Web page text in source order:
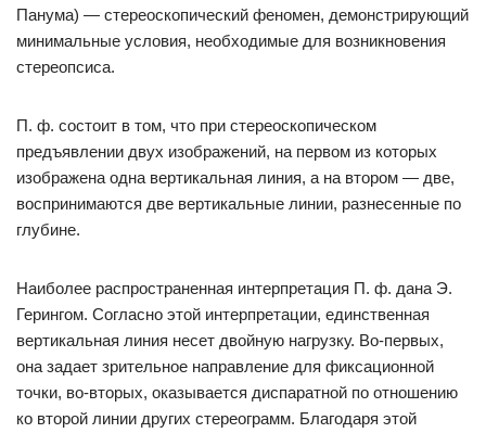
Панума) — стереоскопический феномен, демонстрирующий
минимальные условия, необходимые для возникновения
стереопсиса.
П. ф. состоит в том, что при стереоскопическом
предъявлении двух изображений, на первом из которых
изображена одна вертикальная линия, а на втором — две,
воспринимаются две вертикальные линии, разнесенные по
глубине.
Наиболее распространенная интерпретация П. ф. дана Э.
Герингом. Согласно этой интерпретации, единственная
вертикальная линия несет двойную нагрузку. Во-первых,
она задает зрительное направление для фиксационной
точки, во-вторых, оказывается диспаратной по отношению
ко второй линии других стереограмм. Благодаря этой